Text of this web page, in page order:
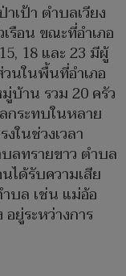
เป้า ตำบลเวียง
รือน ขณะที่อำเภอ
18 และ 23 มีผู้
วนในพื้นที่อำเภอ
บ้าน รวม 20 ครัว
กระทบในหลาย
ในช่วงเวลา
ลทรายขาว ตำบล
ได้รับความเสีย
บล เช่น แม่อ้อ
ยู่ระหว่างการ